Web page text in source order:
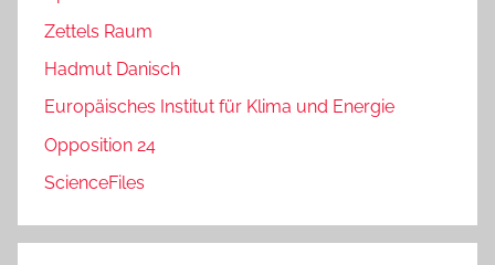
Zettels Raum
Hadmut Danisch
Europäisches Institut für Klima und Energie
Opposition 24
ScienceFiles